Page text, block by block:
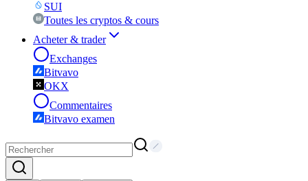
SUI
Toutes les cryptos & cours
Acheter & trader
Exchanges
Bitvavo
OKX
Commentaires
Bitvavo examen